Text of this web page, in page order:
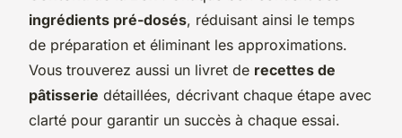
ingrédients pré-dosés, réduisant ainsi le temps
de préparation et éliminant les approximations.
Vous trouverez aussi un livret de recettes de
pâtisserie détaillées, décrivant chaque étape avec
clarté pour garantir un succès à chaque essai.